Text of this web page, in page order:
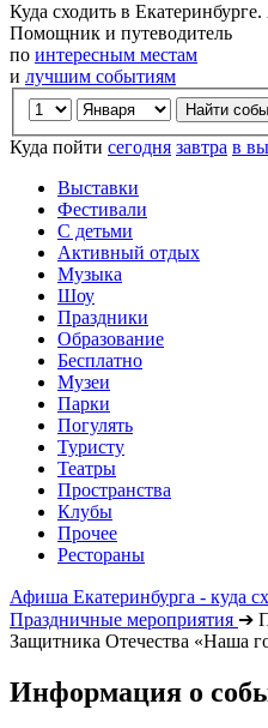
Куда сходить в
Помощник и путеводитель
по интересным местам
и лучшим событиям
Куда пойти сегодня завтра в
Выставки
Фестивали
С детьми
Активный отдых
Музыка
Шоу
Праздники
Образование
Бесплатно
Музеи
Парки
Погулять
Туристу
Театры
Пространства
Клубы
Прочее
Рестораны
Афиша Екатеринбурга - куда
Праздничные мероприятия ➔
Защитника Отечества «Наша
Информация о